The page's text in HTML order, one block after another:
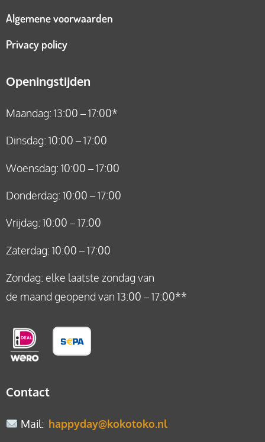
Algemene voorwaarden
Privacy policy
Openingstijden
Maandag: 13:00 – 17:00*
Dinsdag: 10:00 – 17:00
Woensdag: 10:00 – 17:00
Donderdag: 10:00 – 17:00
Vrijdag: 10:00 – 17:00
Zaterdag: 10:00 – 17:00
Zondag: elke laatste zondag van
de maand geopend van 13:00 – 17:00**
Contact
Mail: happyday@kokotoko.nl